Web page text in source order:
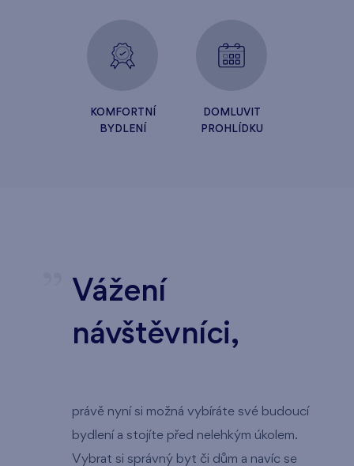
KOMFORTNÍ
BYDLENÍ
DOMLUVIT
PROHLÍDKU
Vážení
návštěvníci,
právě nyní si možná vybíráte své budoucí
bydlení a stojíte před nelehkým úkolem.
Vybrat si správný byt či dům a navíc se